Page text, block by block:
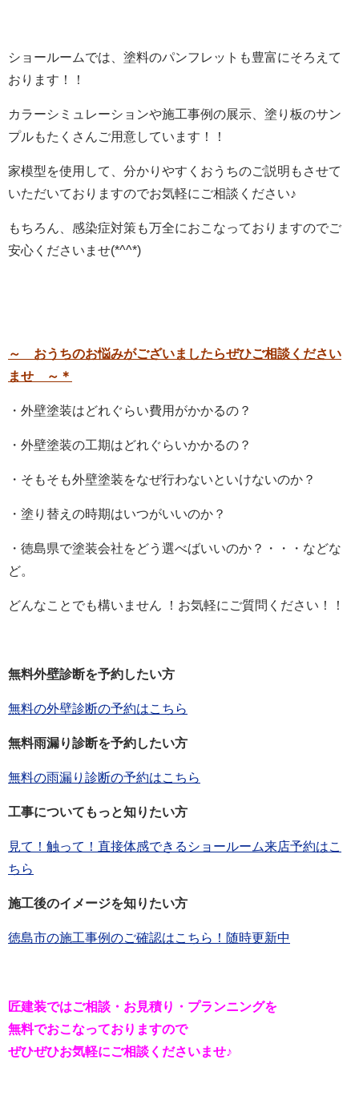
ショールームでは、塗料のパンフレットも豊富にそろえて
おります！！
カラーシミュレーションや施工事例の展示、塗り板のサン
プルもたくさんご用意しています！！
家模型を使用して、分かりやすくおうちのご説明もさせて
いただいておりますのでお気軽にご相談ください♪
もちろん、感染症対策も万全におこなっておりますのでご
安心くださいませ(*^^*)
～ おうちのお悩みがございましたらぜひご相談ください
ませ ～＊
・外壁塗装はどれぐらい費用がかかるの？
・外壁塗装の工期はどれぐらいかかるの？
・そもそも外壁塗装をなぜ行わないといけないのか？
・塗り替えの時期はいつがいいのか？
・徳島県で塗装会社をどう選べばいいのか？・・・などな
ど。
どんなことでも構いません ！お気軽にご質問ください！！
無料外壁診断を予約したい方
無料の外壁診断の予約はこちら
無料雨漏り診断を予約したい方
無料の雨漏り診断の予約はこちら
工事についてもっと知りたい方
見て！触って！直接体感できるショールーム来店予約はこ
ちら
施工後のイメージを知りたい方
徳島市の施工事例のご確認はこちら！随時更新中
匠建装ではご相談・お見積り・プランニングを
無料でおこなっておりますので
ぜひぜひお気軽にご相談くださいませ♪